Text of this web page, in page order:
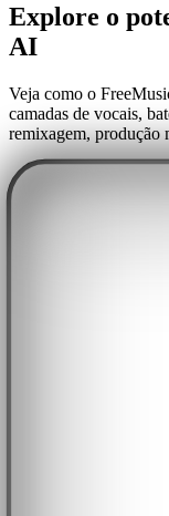
Explore o
AI
Veja como o
camadas de vocais,
remixagem, produção